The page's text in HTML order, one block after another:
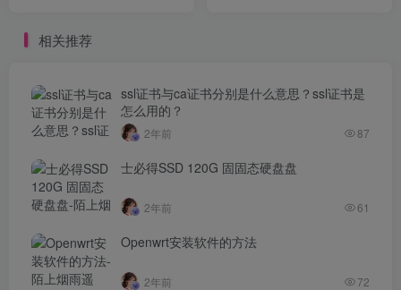
相关推荐
ssl证书与ca证书分别是什么意思？ssl证书是
怎么用的？
2年前 87
士必得SSD 120G 固固态硬盘盘
2年前 61
Openwrt安装软件的方法
2年前 72